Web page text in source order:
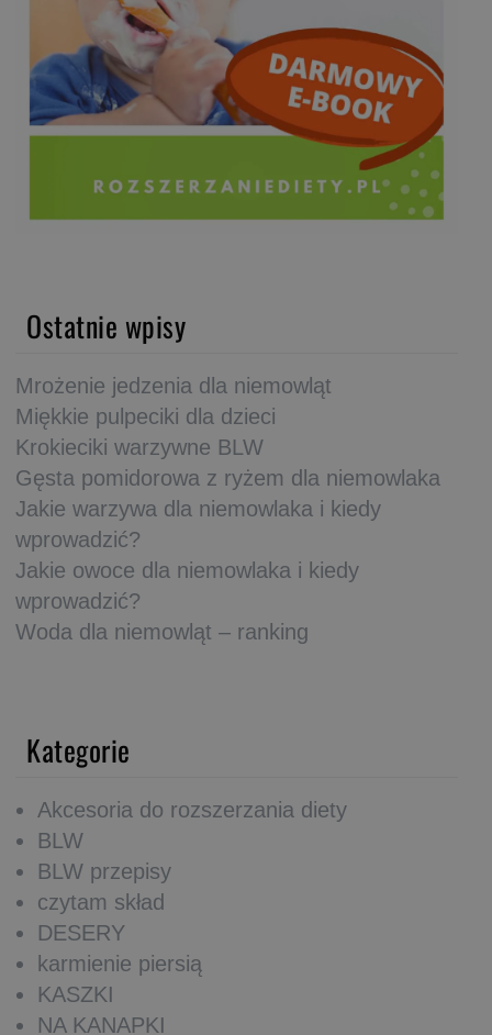
Ostatnie wpisy
Mrożenie jedzenia dla niemowląt
Miękkie pulpeciki dla dzieci
Krokieciki warzywne BLW
Gęsta pomidorowa z ryżem dla niemowlaka
Jakie warzywa dla niemowlaka i kiedy
wprowadzić?
Jakie owoce dla niemowlaka i kiedy
wprowadzić?
Woda dla niemowląt – ranking
Kategorie
Akcesoria do rozszerzania diety
BLW
BLW przepisy
czytam skład
DESERY
karmienie piersią
KASZKI
NA KANAPKI